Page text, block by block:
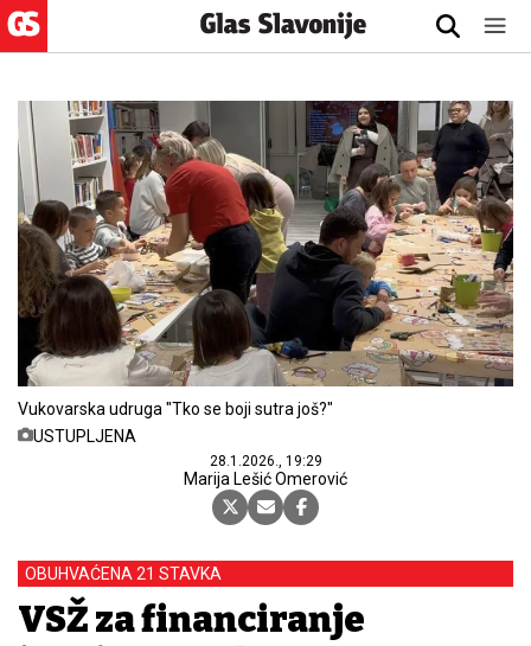
Vukovarska udruga "Tko se boji sutra još?"
USTUPLJENA
28.1.2026., 19:29
Marija Lešić Omerović
OBUHVAĆENA 21 STAVKA
VSŽ za financiranje